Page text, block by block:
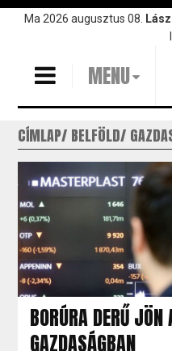
UgrásMa 2026 augusztus 08.
MENU
CÍMLAP BELFÖLD
BORÚRA DERŰ
GAZDASÁGBAN